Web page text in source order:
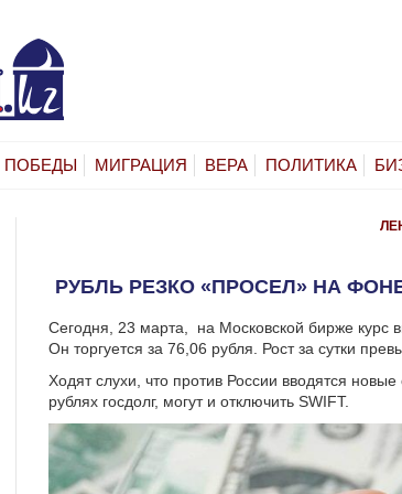
ПОБЕДЫ МИГРАЦИЯ ВЕРА ПОЛИТИКА
РУБЛЬ РЕЗКО «ПРОСЕЛ» НА
Сегодня, 23 марта, на Московской бирже курс
Он торгуется за 76,06 рубля. Рост за сутки
Ходят слухи, что против России вводятся
рублях госдолг, могут и отключить SWIFT.